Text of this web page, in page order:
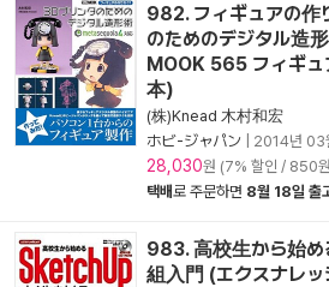
982. フィギュアの作
のためのデジタル造
MOOK 565 フィギ
本)
(株)Knead 木村和宏
ホビ-ジャパン
2014년 03
28,030원 (7% 할인 / 850
택배로 주문하면 8월 18일 출
983. 高校生から始
組入門 (エクスナレ